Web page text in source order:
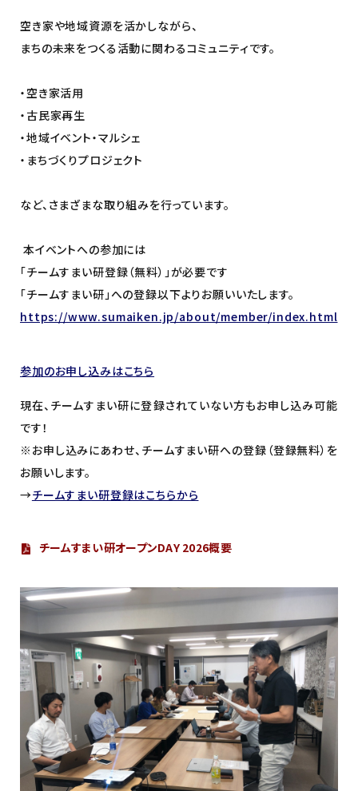
空き家や地域資源を活かしながら、
まちの未来をつくる活動に関わるコミュニティです。
・空き家活用
・古民家再生
・地域イベント・マルシェ
・まちづくりプロジェクト
など、さまざまな取り組みを行っています。
本イベントへの参加には
「チームすまい研登録（無料）」が必要です
「チームすまい研」への登録以下よりお願いいたします。
https://www.sumaiken.jp/about/member/index.html
参加のお申し込みはこちら
現在、チームすまい研に登録されていない方もお申し込み可能
です！
※お申し込みにあわせ、チームすまい研への登録（登録無料）を
お願いします。
→チームすまい研登録はこちらから
チームすまい研オープンDAY 2026概要